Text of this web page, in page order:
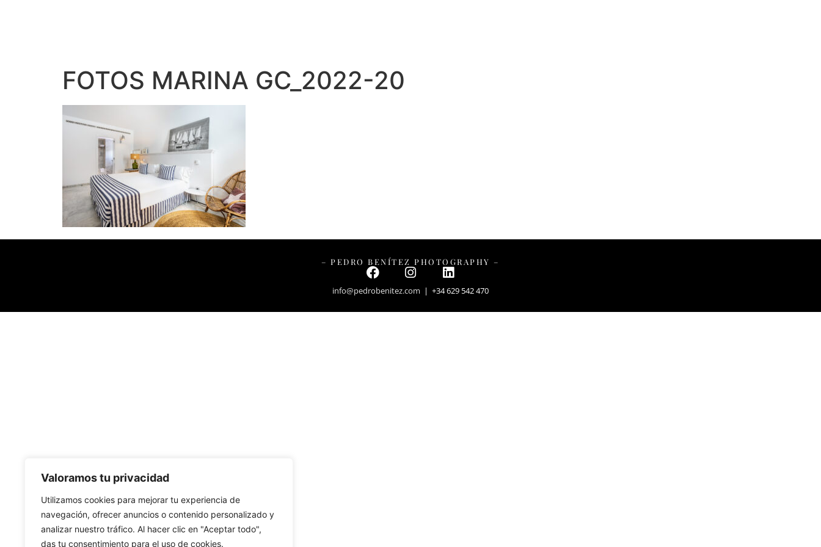
Valoramos tu privacidad
Utilizamos cookies para mejorar tu experiencia de
navegación, ofrecer anuncios o contenido personalizado y
analizar nuestro tráfico. Al hacer clic en "Aceptar todo",
das tu consentimiento para el uso de cookies.
FOTOS MARINA GC_2022-20
– PEDRO BENÍTEZ PHOTOGRAPHY –
info@pedrobenitez.com | +34 629 542 470